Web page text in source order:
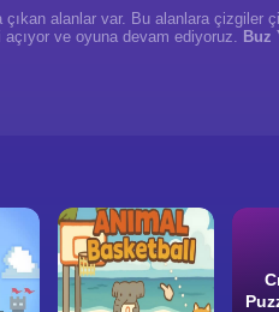
çıkan alanlar var. Bu alanlara çizgiler
ve oyuna devam ediyoruz. Buz